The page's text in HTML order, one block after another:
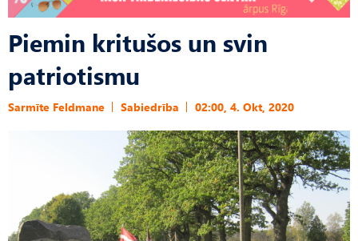
Piemin kritušos un svin
patriotismu
Sarmīte Feldmane Sabiedrība 02:00, 4. Okt, 2020